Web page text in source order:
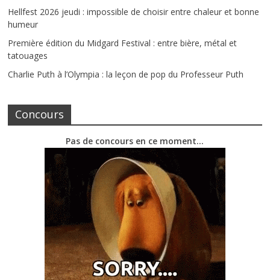
Hellfest 2026 jeudi : impossible de choisir entre chaleur et bonne
humeur
Première édition du Midgard Festival : entre bière, métal et
tatouages
Charlie Puth à l’Olympia : la leçon de pop du Professeur Puth
Concours
Pas de concours en ce moment…